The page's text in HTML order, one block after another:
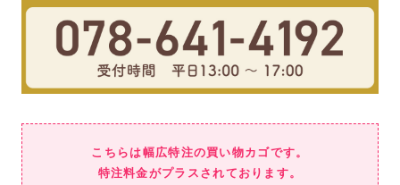
こちらは幅広特注の買い物カゴです。
特注料金がプラスされております。